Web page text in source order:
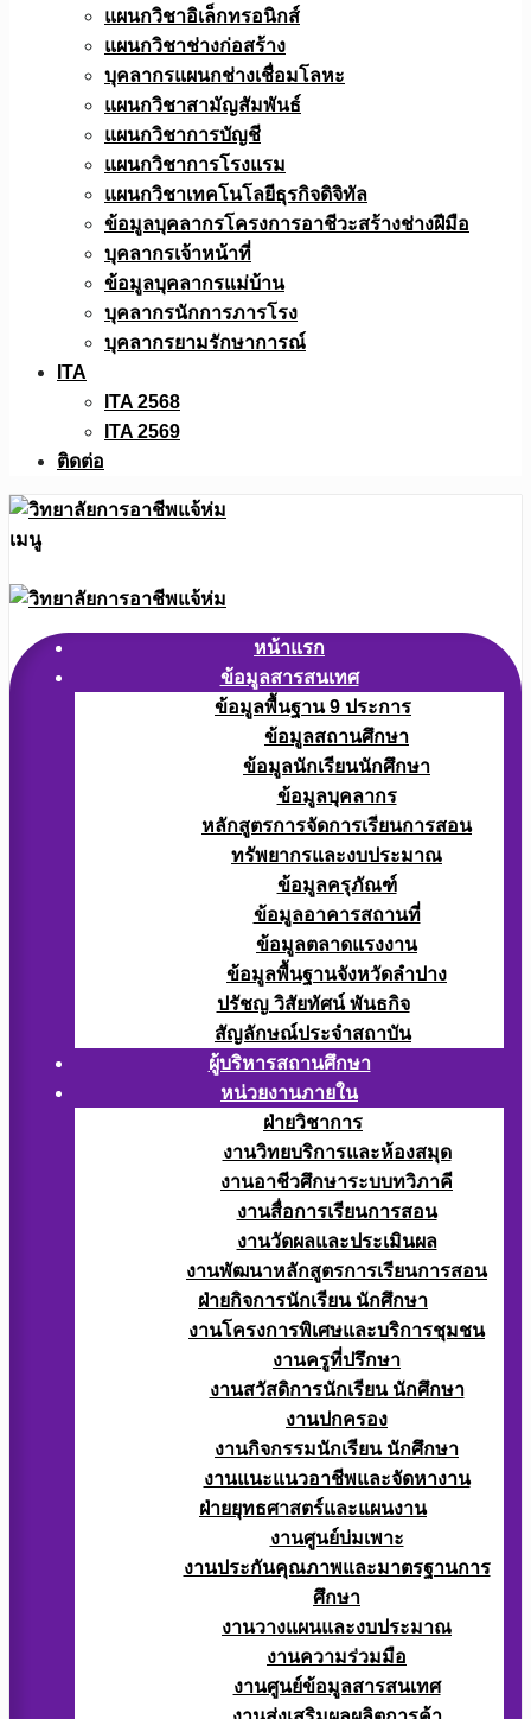
แผนกวิชาอิเล็กทรอนิกส์
แผนกวิชาช่างก่อสร้าง
บุคลากรแผนกช่างเชื่อมโลหะ
แผนกวิชาสามัญสัมพันธ์
แผนกวิชาการบัญชี
แผนกวิชาการโรงแรม
แผนกวิชาเทคโนโลยีธุรกิจดิจิทัล
ข้อมูลบุคลากรโครงการอาชีวะสร้างช่างฝีมือ
บุคลากรเจ้าหน้าที่
ข้อมูลบุคลากรแม่บ้าน
บุคลากรนักการภารโรง
บุคลากรยามรักษาการณ์
ITA
ITA 2568
ITA 2569
ติดต่อ
เมนู
หน้าแรก
ข้อมูลสารสนเทศ
ข้อมูลพื้นฐาน 9 ประการ
ข้อมูลสถานศึกษา
ข้อมูลนักเรียนนักศึกษา
ข้อมูลบุคลากร
หลักสูตรการจัดการเรียนการสอน
ทรัพยากรและงบประมาณ
ข้อมูลครุภัณฑ์
ข้อมูลอาคารสถานที่
ข้อมูลตลาดแรงงาน
ข้อมูลพื้นฐานจังหวัดลำปาง
ปรัชญ วิสัยทัศน์ พันธกิจ
สัญลักษณ์ประจำสถาบัน
ผู้บริหารสถานศึกษา
หน่วยงานภายใน
ฝ่ายวิชาการ
งานวิทยบริการและห้องสมุด
งานอาชีวศึกษาระบบทวิภาคี
งานสื่อการเรียนการสอน
งานวัดผลและประเมินผล
งานพัฒนาหลักสูตรการเรียนการสอน
ฝ่ายกิจการนักเรียน นักศึกษา
งานโครงการพิเศษและบริการชุมชน
งานครูที่ปรึกษา
งานสวัสดิการนักเรียน นักศึกษา
งานปกครอง
งานกิจกรรมนักเรียน นักศึกษา
งานแนะแนวอาชีพและจัดหางาน
ฝ่ายยุทธศาสตร์และแผนงาน
งานศูนย์บ่มเพาะ
งานประกันคุณภาพและมาตรฐานการ
ศึกษา
งานวางแผนและงบประมาณ
งานความร่วมมือ
งานศูนย์ข้อมูลสารสนเทศ